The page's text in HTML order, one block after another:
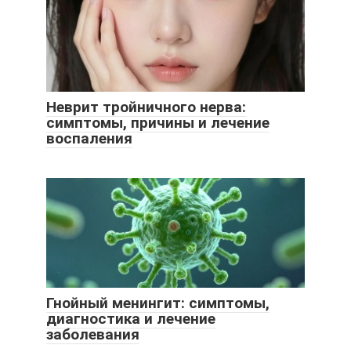
Неврит тройничного нерва:
симптомы, причины и лечение
воспаления
Гнойный менингит: симптомы,
диагностика и лечение
заболевания